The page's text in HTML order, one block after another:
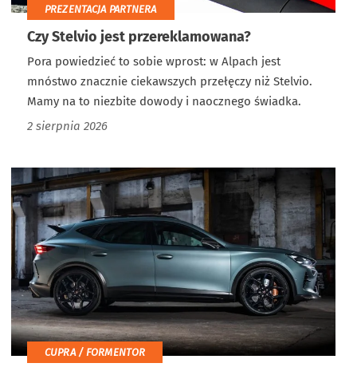
PREZENTACJA PARTNERA
Czy Stelvio jest przereklamowana?
Pora powiedzieć to sobie wprost: w Alpach jest
mnóstwo znacznie ciekawszych przełęczy niż Stelvio.
Mamy na to niezbite dowody i naocznego świadka.
2 sierpnia 2026
CUPRA / FORMENTOR